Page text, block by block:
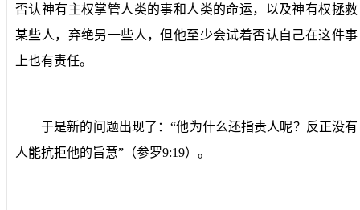
否认神有主权掌管人类的事和人类的命运，以及神有权拯救
某些人，弃绝另一些人，但他至少会试着否认自己在这件事
上也有责任。
于是新的问题出现了：“他为什么还指责人呢？反正没有
人能抗拒他的旨意”（参罗9:19）。